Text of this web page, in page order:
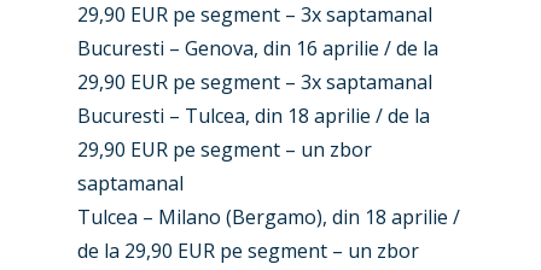
29,90 EUR pe segment – 3x saptamanal
Bucuresti – Genova, din 16 aprilie / de la
29,90 EUR pe segment – 3x saptamanal
Bucuresti – Tulcea, din 18 aprilie / de la
29,90 EUR pe segment – un zbor
saptamanal
Tulcea – Milano (Bergamo), din 18 aprilie /
de la 29,90 EUR pe segment – un zbor